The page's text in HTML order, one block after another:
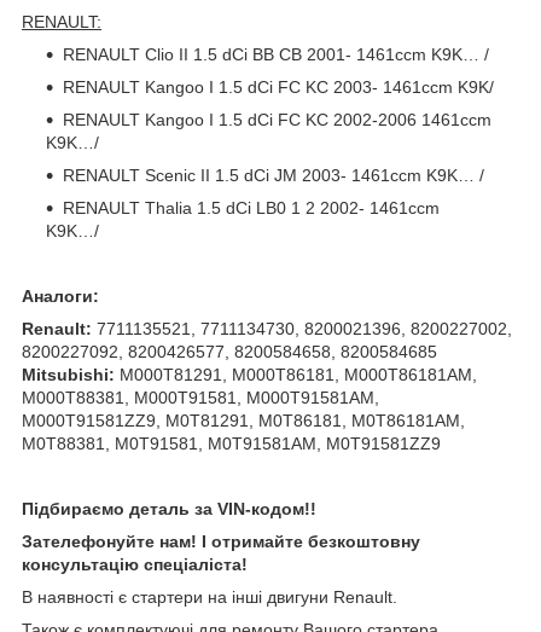
RENAULT:
RENAULT Clio II 1.5 dCi BB CB 2001- 1461ccm K9K… /
RENAULT Kangoo I 1.5 dCi FC KC 2003- 1461ccm K9K/
RENAULT Kangoo I 1.5 dCi FC KC 2002-2006 1461ccm
K9K…/
RENAULT Scenic II 1.5 dCi JM 2003- 1461ccm K9K… /
RENAULT Thalia 1.5 dCi LB0 1 2 2002- 1461ccm
K9K…/
Аналоги:
Renault: 7711135521, 7711134730, 8200021396, 8200227002,
8200227092, 8200426577, 8200584658, 8200584685
Mitsubishi: M000T81291, M000T86181, M000T86181AM,
M000T88381, M000T91581, M000T91581AM,
M000T91581ZZ9, M0T81291, M0T86181, M0T86181AM,
M0T88381, M0T91581, M0T91581AM, M0T91581ZZ9
Підбираємо деталь за VIN-кодом!!
Зателефонуйте нам! І отримайте безкоштовну
консультацію спеціаліста!
В наявності є стартери на інші двигуни Renault.